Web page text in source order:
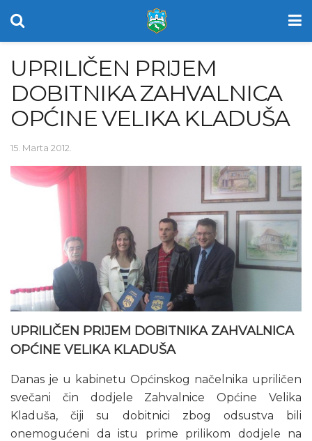
UPRILIČEN PRIJEM
DOBITNIKA ZAHVALNICA
OPĆINE VELIKA KLADUŠA
15. Marta 2012.
UPRILIČEN PRIJEM DOBITNIKA ZAHVALNICA
OPĆINE VELIKA KLADUŠA
Danas je u kabinetu Općinskog načelnika upriličen
svečani čin dodjele Zahvalnice Općine Velika
Kladuša, čiji su dobitnici zbog odsustva bili
onemogućeni da istu prime prilikom dodjele na